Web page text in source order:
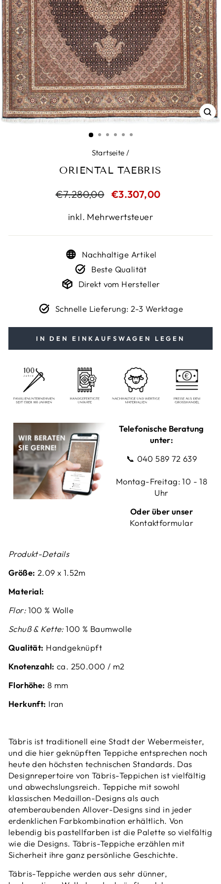
Startseite /
ORIENTAL TAEBRIS
Normaler
€7.280,00 Sonderpreis
€3.307,00
inkl. Mehrwertsteuer
Nachhaltige Artikel
Beste Qualität
Direkt vom Hersteller
Schnelle Lieferung: 2-3 Werktage
IN DEN EINKAUFSWAGEN LEGEN
Telefonische Beratung
unter:
📞 040 589 72 639
Montag-Freitag: 10 - 18
Uhr
Oder über unser
Kontaktformular
Produkt-Details
Größe: 2.09 x 1.52m
Material:
Flor: 100 % Wolle
Schuß & Kette: 100 % Baumwolle
Qualität: Handgeknüpft
Knotenzahl: ca. 250.000 / m2
Florhöhe: 8 mm
Herkunft: Iran
‌Täbris ist traditionell eine Stadt der Webermeister,
und die hier geknüpften Teppiche entsprechen noch
heute den höchsten technischen Standards. Das
Designrepertoire von Täbris-Teppichen ist vielfältig
und abwechslungsreich. Teppiche mit sowohl
klassischen Medaillon-Designs als auch
atemberaubenden Allover-Designs sind in jeder
erdenklichen Farbkombination erhältlich. Von
lebendig bis pastellfarben ist die Palette so vielfältig
wie die Designs. Täbris-Teppiche erzählen mit
Sicherheit ihre ganz persönliche Geschichte.
Täbris-Teppiche werden aus sehr dünner,